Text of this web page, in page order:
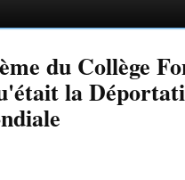
du Collège
la